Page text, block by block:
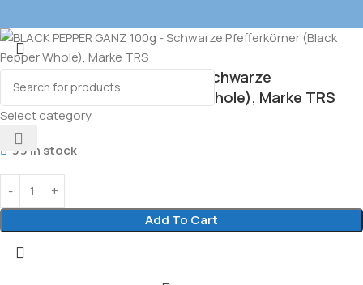
Select category
BLACK PEPPER GANZ 100g – Schwarze
Pfefferkörner (Black Pepper Whole), Marke TRS
3.00
99 in stock
Add To Cart